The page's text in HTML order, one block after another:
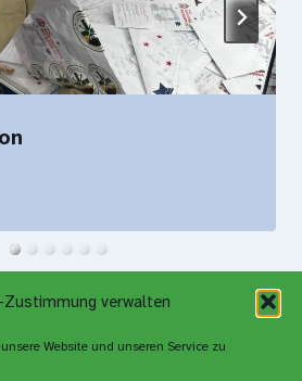
verwalten
Website und unseren Service zu